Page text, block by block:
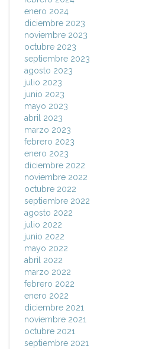
enero 2024
diciembre 2023
noviembre 2023
octubre 2023
septiembre 2023
agosto 2023
julio 2023
junio 2023
mayo 2023
abril 2023
marzo 2023
febrero 2023
enero 2023
diciembre 2022
noviembre 2022
octubre 2022
septiembre 2022
agosto 2022
julio 2022
junio 2022
mayo 2022
abril 2022
marzo 2022
febrero 2022
enero 2022
diciembre 2021
noviembre 2021
octubre 2021
septiembre 2021